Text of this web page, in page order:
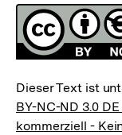
Lizenz
Dieser Text ist
BY-NC-ND 3.0
kommerziell -